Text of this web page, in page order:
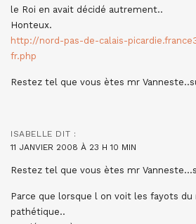
le Roi en avait décidé autrement..
Honteux.
http://nord-pas-de-calais-
fr.php
Restez tel que vous ètes mr
ISABELLE DIT :
11 JANVIER 2008 À 23 H 10 MIN
Restez tel que vous ètes mr
Parce que lorsque l on voit les fayots
pathétique..